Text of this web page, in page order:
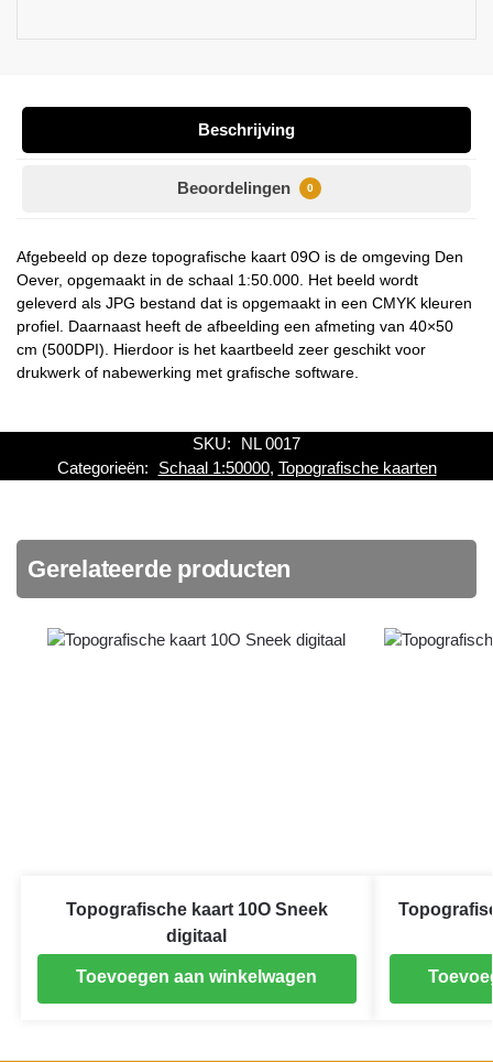
Beschrijving
Beoordelingen 0
Afgebeeld op deze topografische kaart 09O is de omgeving Den
Oever, opgemaakt in de schaal 1:50.000. Het beeld wordt
geleverd als JPG bestand dat is opgemaakt in een CMYK kleuren
profiel. Daarnaast heeft de afbeelding een afmeting van 40×50
cm (500DPI). Hierdoor is het kaartbeeld zeer geschikt voor
drukwerk of nabewerking met grafische software.
SKU:
NL 0017
Categorieën:
Schaal 1:50000, Topografische kaarten
Gerelateerde producten
Topografische kaart 10O Sneek
digitaal
Toevoegen aan winkelwagen